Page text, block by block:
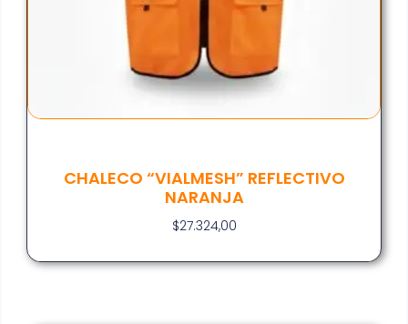
CHALECO “VIALMESH” REFLECTIVO
NARANJA
$27.324,00